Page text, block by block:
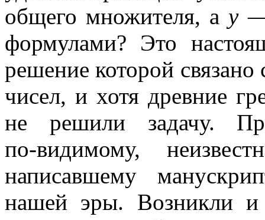
общего множителя, а y—
формулами? Это
решение которой
чисел, и хотя древние
не решили задачу.
по-видимому,
написавшему
нашей эры. Возникли и